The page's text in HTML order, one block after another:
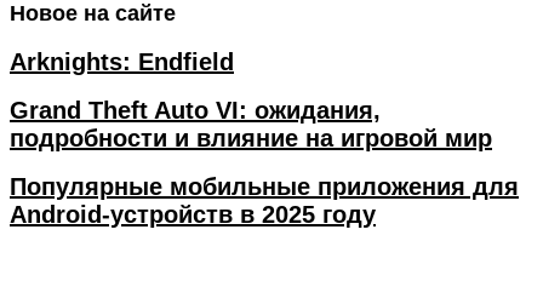
Новое на сайте
Arknights: Endfield
Grand Theft Auto VI: ожидания,
подробности и влияние на игровой мир
Популярные мобильные приложения для
Android-устройств в 2025 году